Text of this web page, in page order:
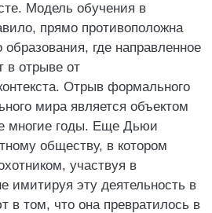
Модель обучения в
прямо противоположна
где направленное
в отрыве от
Отрыв формального
мира является объектом
многие годы. Еще Дьюи
обществу, в котором
участвуя в
имитируя эту деятельность в
в том, что она превратилось в